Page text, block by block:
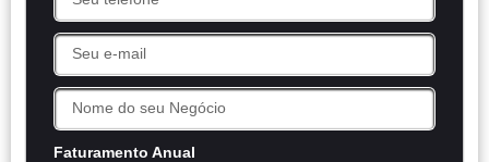
Faturamento Anual